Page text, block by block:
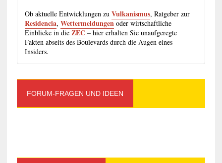
Ob aktuelle Entwicklungen zu Vulkanismus, Ratgeber zur
Residencia, Wettermeldungenoder wirtschaftliche
Einblicke in die ZEC– hier erhalten Sie unaufgeregte
Fakten abseits des Boulevards durch die Augen eines
Insiders.
FORUM-FRAGEN UND IDEEN